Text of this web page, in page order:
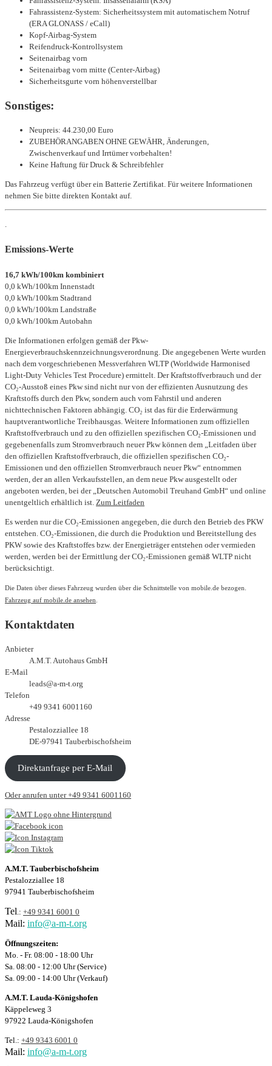
Fahrassistenz-System: Sicherheitssystem mit automatischem Notruf
(ERA GLONASS / eCall)
Kopf-Airbag-System
Reifendruck-Kontrollsystem
Seitenairbag vorn
Seitenairbag vorn mitte (Center-Airbag)
Sicherheitsgurte vorn höhenverstellbar
Sonstiges:
Neupreis: 44.230,00 Euro
ZUBEHÖRANGABEN OHNE GEWÄHR, Änderungen,
Zwischenverkauf und Irrtümer vorbehalten!
Keine Haftung für Druck & Schreibfehler
Das Fahrzeug verfügt über ein Batterie Zertifikat. Für weitere Informationen
nehmen Sie bitte direkten Kontakt auf.
Emissions-Werte
16,7 kWh/100km kombiniert
0,0 kWh/100km Innenstadt
0,0 kWh/100km Stadtrand
0,0 kWh/100km Landstraße
0,0 kWh/100km Autobahn
Die Informationen erfolgen gemäß der Pkw-
Energieverbrauchskennzeichnungsverordnung. Die angegebenen Werte wurden
nach dem vorgeschriebenen Messverfahren WLTP (Worldwide Harmonised
Light-Duty Vehicles Test Procedure) ermittelt. Der Kraftstoffverbrauch und der
CO₂-Ausstoß eines Pkw sind nicht nur von der effizienten Ausnutzung des
Kraftstoffs durch den Pkw, sondern auch vom Fahrstil und anderen
nichttechnischen Faktoren abhängig. CO₂ ist das für die Erderwärmung
hauptverantwortliche Treibhausgas. Weitere Informationen zum offiziellen
Kraftstoffverbrauch und zu den offiziellen spezifischen CO₂-Emissionen und
gegebenenfalls zum Stromverbrauch neuer Pkw können dem „Leitfaden über
den offiziellen Kraftstoffverbrauch, die offiziellen spezifischen CO₂-
Emissionen und den offiziellen Stromverbrauch neuer Pkw“ entnommen
werden, der an allen Verkaufsstellen, an dem neue Pkw ausgestellt oder
angeboten werden, bei der „Deutschen Automobil Treuhand GmbH“ und online
unentgeltlich erhältlich ist. Zum Leitfaden
Es werden nur die CO₂-Emissionen angegeben, die durch den Betrieb des PKW
entstehen. CO₂-Emissionen, die durch die Produktion und Bereitstellung des
PKW sowie des Kraftstoffes bzw. der Energieträger entstehen oder vermieden
werden, werden bei der Ermittlung der CO₂-Emissionen gemäß WLTP nicht
berücksichtigt.
Die Daten über dieses Fahrzeug wurden über die Schnittstelle von mobile.de bezogen.
Fahrzeug auf mobile.de ansehen
Kontaktdaten
Anbieter
A.M.T. Autohaus GmbH
E-Mail
leads@a-m-t.org
Telefon
+49 9341 6001160
Adresse
Pestalozziallee 18
DE-97941 Tauberbischofsheim
Direktanfrage per E-Mail
Oder anrufen unter +49 9341 6001160
A.M.T. Tauberbischofsheim
Pestalozziallee 18
97941 Tauberbischofsheim
Tel .: +49 9341 6001 0
Mail: info@a-m-t.org
Öffnungszeiten:
Mo. - Fr. 08:00 - 18:00 Uhr
Sa. 08:00 - 12:00 Uhr (Service)
Sa. 09:00 - 14:00 Uhr (Verkauf)
A.M.T. Lauda-Königshofen
Käppeleweg 3
97922 Lauda-Königshofen
Tel.: +49 9343 6001 0
Mail: info@a-m-t.org